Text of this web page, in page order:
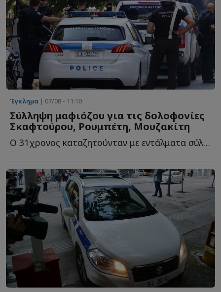
Έγκλημα | 07/08 - 11:10
Σύλληψη μαφιόζου για τις δολοφονίες
Σκαφτούρου, Ρουμπέτη, Μουζακίτη
Ο 31χρονος καταζητούνταν με εντάλματα σύλληψης για υ...